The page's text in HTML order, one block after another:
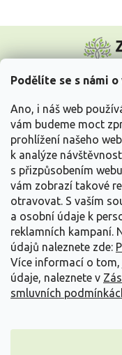
Podělíte se s námi o
Ano, i náš web
vám budeme moct
prohlížení našeho
k analýze
s přizpůsobením
vám zobrazí takové
otravovat. S vaším
a osobní údaje k
reklamních kampaní.
údajů naleznete zde:
Více informací o tom,
údaje, naleznete v
smluvních
p
Vše o nákupu
Informace pro Vás
Kontakujte nás